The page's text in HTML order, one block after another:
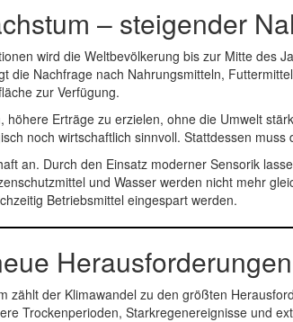
– steigender
wird die Weltbevölkerung bis zur Mitte des
die Nachfrage nach Nahrungsmitteln,
zur Verfügung.
höhere Erträge zu erzielen, ohne die Umwelt
noch wirtschaftlich sinnvoll. Stattdessen
an. Durch den Einsatz moderner Sensorik
und Wasser werden nicht mehr
Betriebsmittel eingespart werden.
zählt der Klimawandel zu den größten
Trockenperioden, Starkregenereignisse und